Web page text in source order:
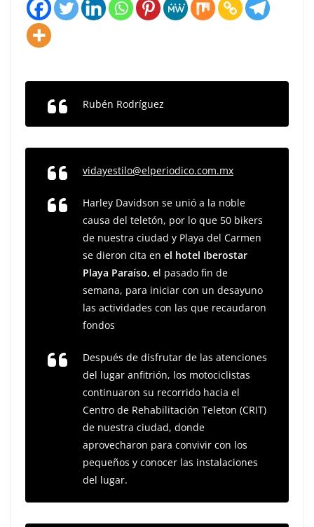
Rubén Rodríguez
vidayestilo@elperiodico.com.mx
Harley Davidson se unió a la noble
causa del teletón, por lo que 50 bikers
de nuestra ciudad y Playa del Carmen
se dieron cita en el hotel Iberostar
Playa Paraíso, el pasado fin de
semana, para iniciar con un desayuno
las actividades con las que recaudaron
fondos
Después de disfrutar de las atenciones
del lugar anfitrión, los motociclistas
continuaron su recorrido hacia el
Centro de Rehabilitación Teleton (CRIT)
de nuestra ciudad, donde
aprovecharon para convivir con los
pequeños y conocer las instalaciones
del lugar.